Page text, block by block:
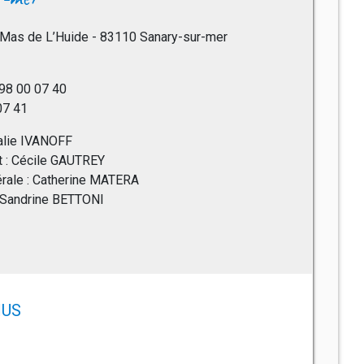
de L’Huide - 83110 Sanary-sur-mer
00 07 40
41
IVANOFF
Cécile GAUTREY
: Catherine MATERA
BETTONI